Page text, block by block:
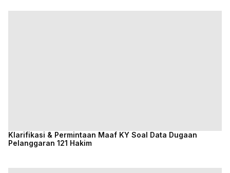
Klarifikasi & Permintaan Maaf KY Soal Data Dugaan
Pelanggaran 121 Hakim